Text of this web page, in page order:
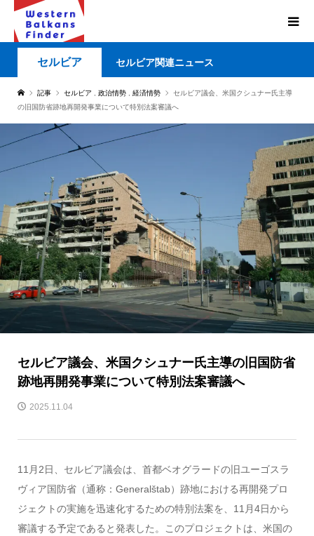
セルビア セルビア関連ニュース
記事 セルビア 政治情勢 経済情勢
セルビア議会、米国クシュナー氏主導
の旧国防省跡地再開発事業について特別法案審議へ
セルビア議会、米国クシュナー氏主導の旧国防省
跡地再開発事業について特別法案審議へ
2025.11.04
11月2日、セルビア議会は、首都ベオグラードの旧ユーゴスラ
ヴィア国防省（通称：Generalštab）跡地における再開発プロ
ジェクトの実施を迅速化するための特別法案を、11月4日から
審議する予定であると発表した。このプロジェクトは、米国の